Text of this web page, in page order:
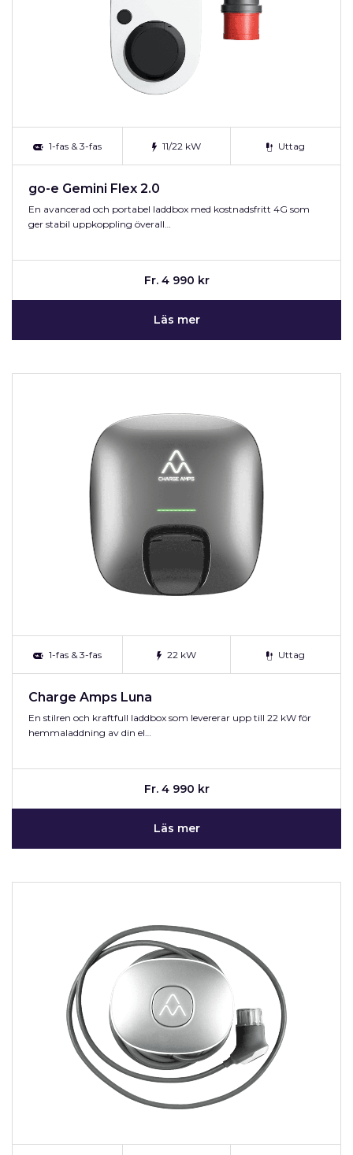
1-fas & 3-fas 11/22 kW Uttag
go-e Gemini Flex 2.0
En avancerad och portabel laddbox med kostnadsfritt 4G som
ger stabil uppkoppling överall…
Fr. 4 990 kr
Läs mer
1-fas & 3-fas 22 kW Uttag
Charge Amps Luna
En stilren och kraftfull laddbox som levererar upp till 22 kW för
hemmaladdning av din el…
Fr. 4 990 kr
Läs mer